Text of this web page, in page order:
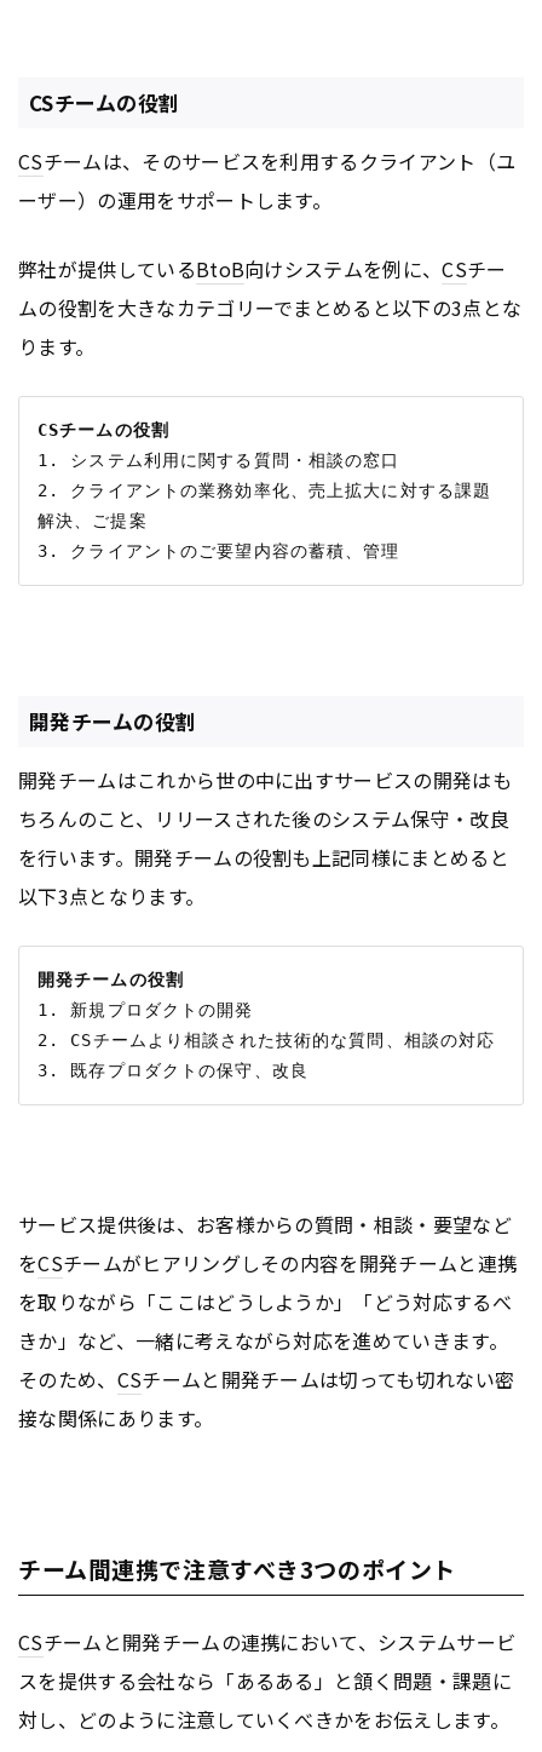
CSチームの役割
CSチームは、そのサービスを利用するクライアント（ユ
ーザー）の運用をサポートします。
弊社が提供しているBtoB向けシステムを例に、CSチー
ムの役割を大きなカテゴリーでまとめると以下の3点とな
ります。
CSチームの役割
1. システム利用に関する質問・相談の窓口
2. クライアントの業務効率化、売上拡大に対する課題
解決、ご提案
開発チームの役割
開発チームはこれから世の中に出すサービスの開発はも
ちろんのこと、リリースされた後のシステム保守・改良
を行います。開発チームの役割も上記同様にまとめると
以下3点となります。
開発チームの役割
1. 新規プロダクトの開発
2. CSチームより相談された技術的な質問、相談の対応
サービス提供後は、お客様からの質問・相談・要望など
をCSチームがヒアリングしその内容を開発チームと連携
を取りながら「ここはどうしようか」「どう対応するべ
きか」など、一緒に考えながら対応を進めていきます。
そのため、 CSチームと開発チームは切っても切れない密
接な関係にあります。
チーム間連携で注意すべき3つのポイント
CSチームと開発チームの連携において、システムサービ
スを提供する会社なら「あるある」と頷く問題・課題に
対し、どのように注意していくべきかをお伝えします。